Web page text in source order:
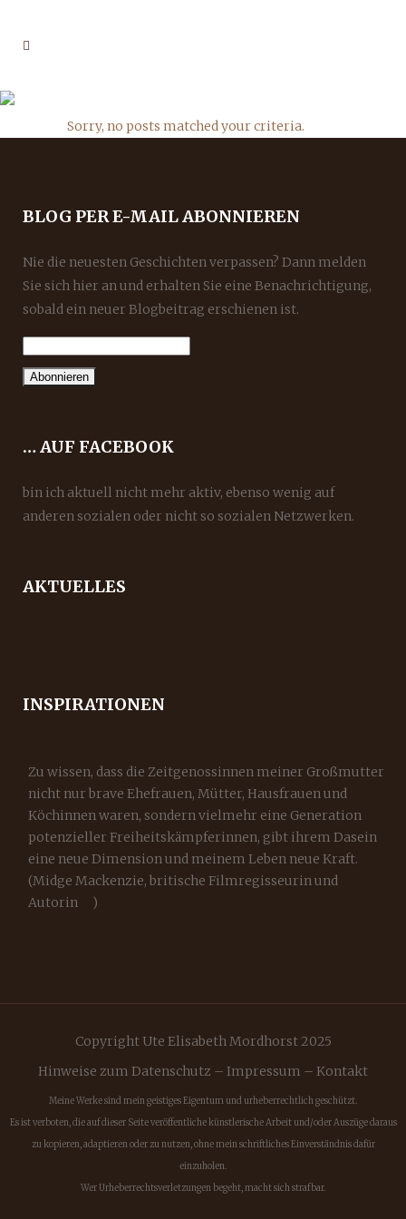
Sorry, no posts matched your criteria.
BLOG PER E-MAIL ABONNIEREN
Nie die neuesten Geschichten verpassen? Dann melden
Sie sich hier an und erhalten Sie eine Benachrichtigung,
sobald ein neuer Blogbeitrag erschienen ist.
… AUF FACEBOOK
bin ich aktuell nicht mehr aktiv, ebenso wenig auf
anderen sozialen oder nicht so sozialen Netzwerken.
AKTUELLES
INSPIRATIONEN
Zu wissen, dass die Zeitgenossinnen meiner Großmutter
nicht nur brave Ehefrauen, Mütter, Hausfrauen und
Köchinnen waren, sondern vielmehr eine Generation
potenzieller Freiheitskämpferinnen, gibt ihrem Dasein
eine neue Dimension und meinem Leben neue Kraft.
(Midge Mackenzie, britische Filmregisseurin und
Autorin )
Copyright Ute Elisabeth Mordhorst 2025
Hinweise zum Datenschutz – Impressum – Kontakt
Meine Werke sind mein geistiges Eigentum und urheberrechtlich geschützt.
Es ist verboten, die auf dieser Seite veröffentliche künstlerische Arbeit und/oder Auszüge daraus
zu kopieren, adaptieren oder zu nutzen, ohne mein schriftliches Einverständnis dafür
einzuholen.
Wer Urheberrechtsverletzungen begeht, macht sich strafbar.